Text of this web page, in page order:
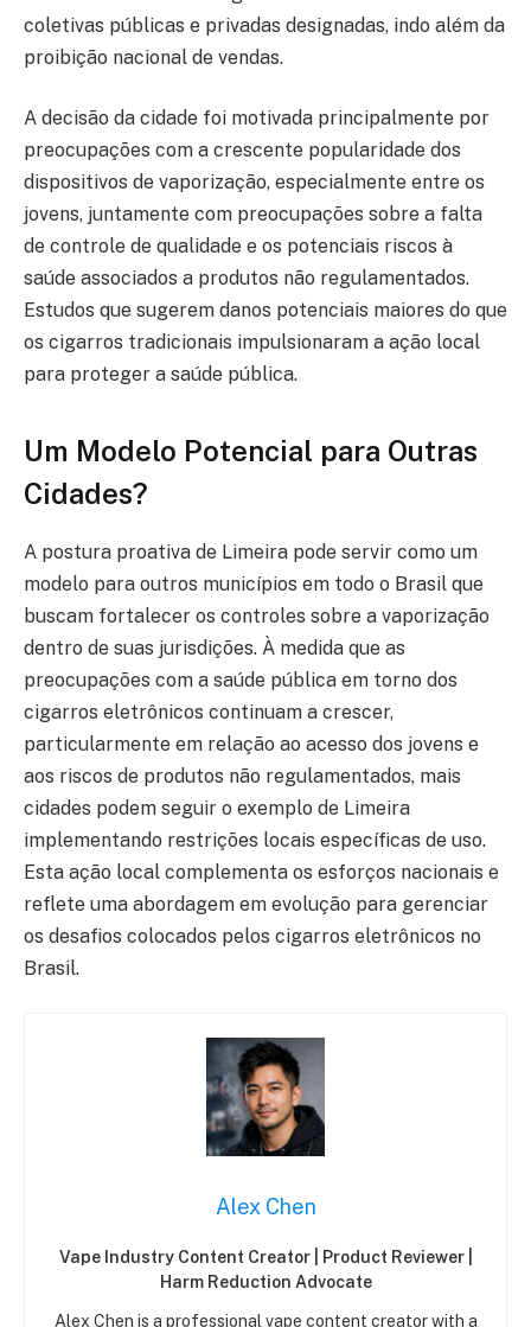
coletivas públicas e privadas designadas, indo além da
proibição nacional de vendas.
A decisão da cidade foi motivada principalmente por
preocupações com a crescente popularidade dos
dispositivos de vaporização, especialmente entre os
jovens, juntamente com preocupações sobre a falta
de controle de qualidade e os potenciais riscos à
saúde associados a produtos não regulamentados.
Estudos que sugerem danos potenciais maiores do que
os cigarros tradicionais impulsionaram a ação local
para proteger a saúde pública.
Um Modelo Potencial para Outras
Cidades?
A postura proativa de Limeira pode servir como um
modelo para outros municípios em todo o Brasil que
buscam fortalecer os controles sobre a vaporização
dentro de suas jurisdições. À medida que as
preocupações com a saúde pública em torno dos
cigarros eletrônicos continuam a crescer,
particularmente em relação ao acesso dos jovens e
aos riscos de produtos não regulamentados, mais
cidades podem seguir o exemplo de Limeira
implementando restrições locais específicas de uso.
Esta ação local complementa os esforços nacionais e
reflete uma abordagem em evolução para gerenciar
os desafios colocados pelos cigarros eletrônicos no
Brasil.
Alex Chen
Vape Industry Content Creator | Product Reviewer |
Harm Reduction Advocate
Alex Chen is a professional vape content creator with a